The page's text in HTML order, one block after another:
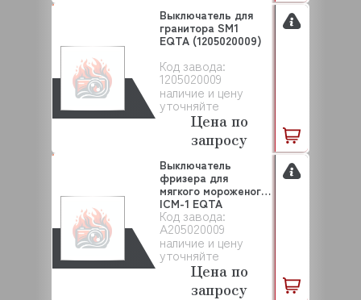
Код завода:
1205020009
наличие и цену
уточняйте
Выключатель для
гранитора SM1
EQTA (1205020009)
Цена по
запросу
Код завода:
A205020009
наличие и цену
уточняйте
Выключатель
фризера для
мягкого мороженого
ICM-1 EQTA
(A205020009...
Цена по
запросу